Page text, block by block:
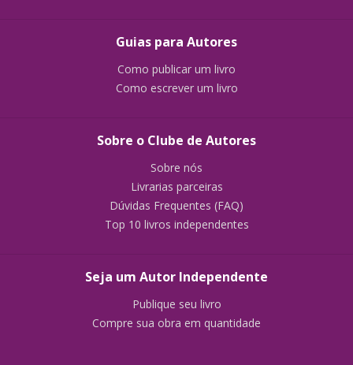
Guias para Autores
Como publicar um livro
Como escrever um livro
Sobre o Clube de Autores
Sobre nós
Livrarias parceiras
Dúvidas Frequentes (FAQ)
Top 10 livros independentes
Seja um Autor Independente
Publique seu livro
Compre sua obra em quantidade